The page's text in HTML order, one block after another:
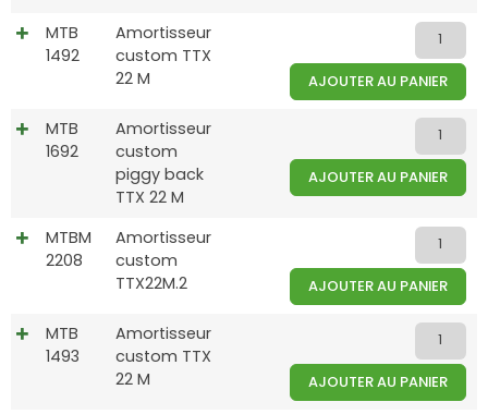
MTB
1492
Amortisseur
custom TTX
22 M
AJOUTER AU PANIER
MTB
1692
Amortisseur
custom
piggy back
TTX 22 M
AJOUTER AU PANIER
MTBM
2208
Amortisseur
custom
TTX22M.2
AJOUTER AU PANIER
MTB
1493
Amortisseur
custom TTX
22 M
AJOUTER AU PANIER